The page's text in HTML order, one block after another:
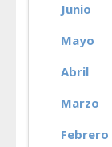
Junio
Mayo
Abril
Marzo
Febrero